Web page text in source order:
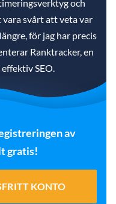
och
svårt att veta var
för jag har precis
Ranktracker, en
SEO.
av
gratis!
KONTO